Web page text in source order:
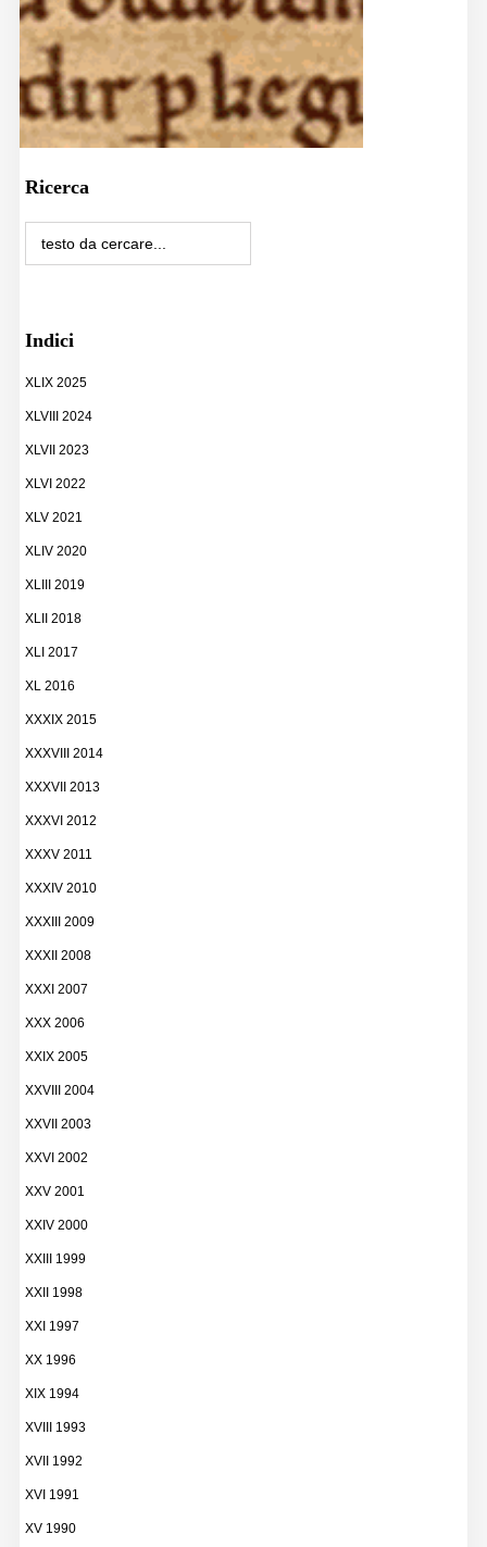
Ricerca
Indici
XLIX 2025
XLVIII 2024
XLVII 2023
XLVI 2022
XLV 2021
XLIV 2020
XLIII 2019
XLII 2018
XLI 2017
XL 2016
XXXIX 2015
XXXVIII 2014
XXXVII 2013
XXXVI 2012
XXXV 2011
XXXIV 2010
XXXIII 2009
XXXII 2008
XXXI 2007
XXX 2006
XXIX 2005
XXVIII 2004
XXVII 2003
XXVI 2002
XXV 2001
XXIV 2000
XXIII 1999
XXII 1998
XXI 1997
XX 1996
XIX 1994
XVIII 1993
XVII 1992
XVI 1991
XV 1990